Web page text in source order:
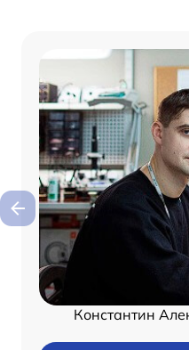
Константин